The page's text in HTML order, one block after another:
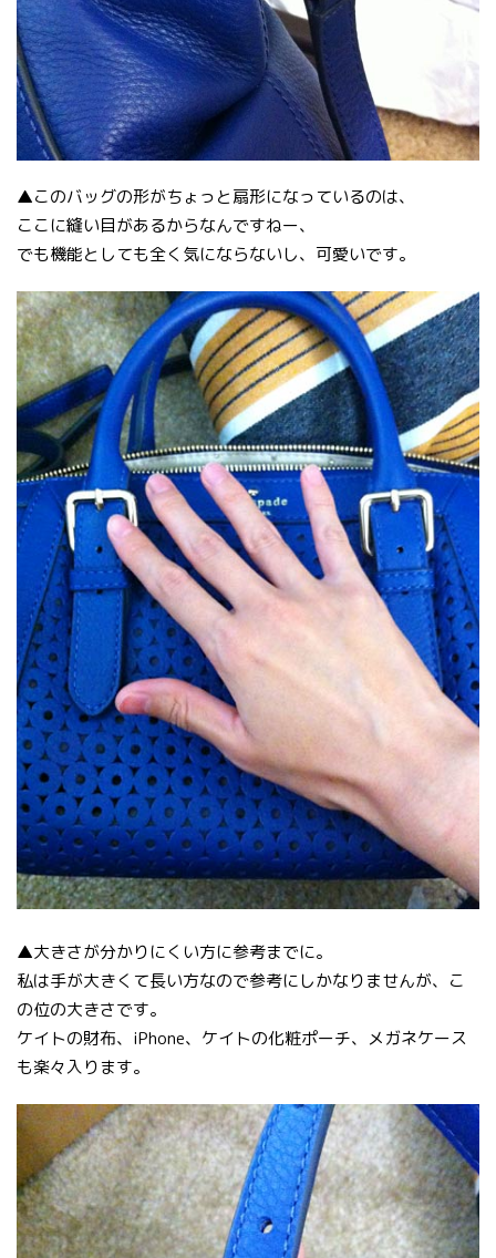
▲このバッグの形がちょっと扇形になっているのは、
ここに縫い目があるからなんですねー、
でも機能としても全く気にならないし、可愛いです。
▲大きさが分かりにくい方に参考までに。
私は手が大きくて長い方なので参考にしかなりませんが、こ
の位の大きさです。
ケイトの財布、iPhone、ケイトの化粧ポーチ、メガネケース
も楽々入ります。